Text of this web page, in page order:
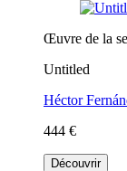
Œuvre de la
Untitled
Héctor
444 €
Découvrir